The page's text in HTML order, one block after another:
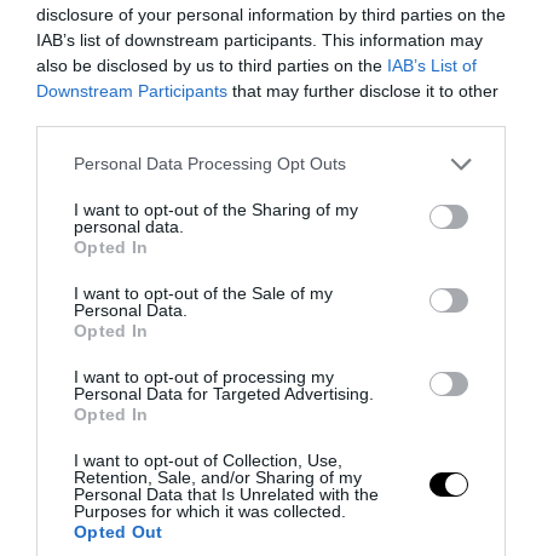
disclosure of your personal information by third parties on the
IAB’s list of downstream participants. This information may
also be disclosed by us to third parties on the IAB’s List of
Downstream Participants that may further disclose it to other
Please note that this website/app uses one or more Google
not limited to your visit or usage behaviour. You may click to
grant or deny consent to Google and its third-party tags to
use your data for below specified purposes in below Google
consent section.
Personal Data Processing Opt Outs
I want to opt-out of the Sharing of my
personal data.
Opted In
I want to opt-out of the Sale of my
Personal Data.
Opted In
I want to opt-out of processing my
Personal Data for Targeted Advertising.
Opted In
I want to opt-out of Collection, Use,
Retention, Sale, and/or Sharing of my
Personal Data that Is Unrelated with the
Purposes for which it was collected.
Opted Out
01.08.2026 | 14:47
PRONEWS.GR /ΔΙΕΘΝΗΣ ΟΙΚΟΝΟΜΙΑ
Ρώσοι επιστήμονες ανακάλυψαν νέο
ορυκτό με αξία μεγαλύτερη από τον
χρυσό!
01.08.2026 | 11:49